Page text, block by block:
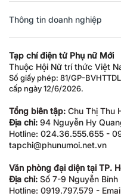
Thông tin doanh nghiệp
Tạp chí điện tử Phụ nữ Mới
Thuộc Hội Nữ trí thức Việt
Số giấy phép: 81/GP-
cấp ngày 12/6/2026.
Tổng biên tập: Chu Thị Thu
Địa chỉ: 94 Nguyễn Hy
Hotline: 024.36.555.655 -
tapchi@phunumoi.net.vn
Văn phòng đại diện tại TP.
Địa chỉ: Số 7-9 Nguyễn Bỉnh
Hotline: 0919.797.579 -